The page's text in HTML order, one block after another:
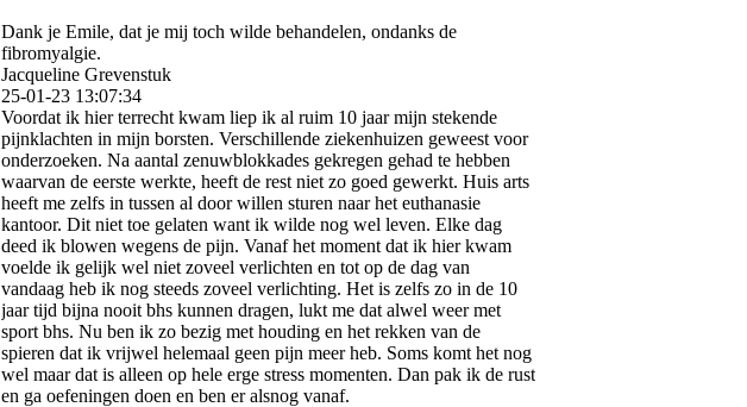
Dank je Emile, dat je mij toch wilde behandelen, ondanks de
fibromyalgie.
Jacqueline Grevenstuk
25-01-23 13:07:34
Voordat ik hier terrecht kwam liep ik al ruim 10 jaar mijn stekende
pijnklachten in mijn borsten. Verschillende ziekenhuizen geweest voor
onderzoeken. Na aantal zenuwblokkades gekregen gehad te hebben
waarvan de eerste werkte, heeft de rest niet zo goed gewerkt. Huis arts
heeft me zelfs in tussen al door willen sturen naar het euthanasie
kantoor. Dit niet toe gelaten want ik wilde nog wel leven. Elke dag
deed ik blowen wegens de pijn. Vanaf het moment dat ik hier kwam
voelde ik gelijk wel niet zoveel verlichten en tot op de dag van
vandaag heb ik nog steeds zoveel verlichting. Het is zelfs zo in de 10
jaar tijd bijna nooit bhs kunnen dragen, lukt me dat alwel weer met
sport bhs. Nu ben ik zo bezig met houding en het rekken van de
spieren dat ik vrijwel helemaal geen pijn meer heb. Soms komt het nog
wel maar dat is alleen op hele erge stress momenten. Dan pak ik de rust
en ga oefeningen doen en ben er alsnog vanaf.